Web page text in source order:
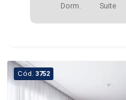
Dorm. Suite
Cód. 3752